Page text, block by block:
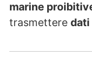
marine
trasmettere dati